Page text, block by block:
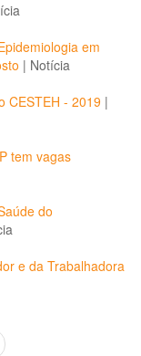
em
| Notícia
CESTEH - 2019 |
tem vagas
do
e da Trabalhadora